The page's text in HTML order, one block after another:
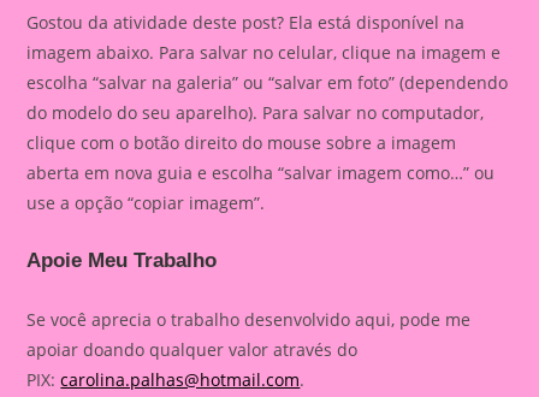
Gostou da atividade deste post? Ela está disponível na
imagem abaixo. Para salvar no celular, clique na imagem e
escolha “salvar na galeria” ou “salvar em foto” (dependendo
do modelo do seu aparelho). Para salvar no computador,
clique com o botão direito do mouse sobre a imagem
aberta em nova guia e escolha “salvar imagem como…” ou
use a opção “copiar imagem”.
Apoie Meu Trabalho
Se você aprecia o trabalho desenvolvido aqui, pode me
apoiar doando qualquer valor através do
PIX:carolina.palhas@hotmail.com.